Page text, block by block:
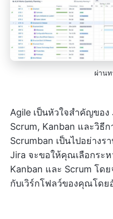
ผ่านท
Agile เป็นหัวใจสำคัญขอ
Scrum, Kanban และวิธี
Scrumban เป็นไปอย่างร
Jira จะขอให้คุณเลือกระห
Kanban และ Scrum โด
กับเวิร์กโฟลว์ของคุณโดย